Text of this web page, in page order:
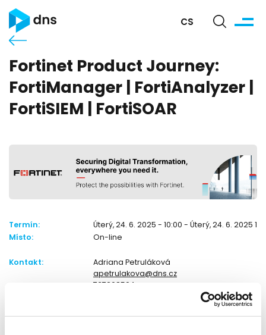
CS
Fortinet Product Journey:
FortiManager | FortiAnalyzer |
FortiSIEM | FortiSOAR
Termín: Úterý, 24. 6. 2025 - 10:00 - Úterý, 24. 6. 2025
Místo: On-line
Kontakt:
Adriana Petruláková
apetrulakova@dns.cz
737268504